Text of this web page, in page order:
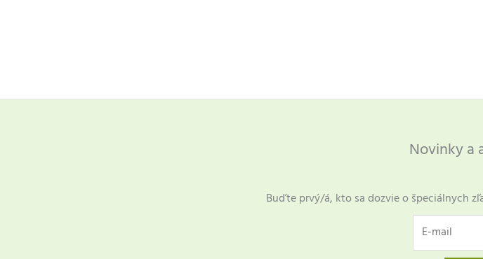
Novinky a
Buďte prvý/á, kto sa dozvie o špeciálnych